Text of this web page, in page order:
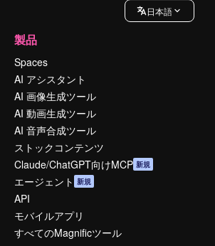
日本語
製品
Spaces
AI アシスタント
AI 画像生成ツール
AI 動画生成ツール
AI 音声合成ツール
ストックコンテンツ
Claude/ChatGPT向けMCP 新規
エージェント 新規
API
モバイルアプリ
すべてのMagnificツール